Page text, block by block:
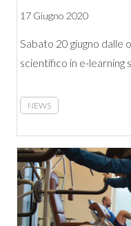
17 Giugno 2020
Sabato 20 giugno dalle
scientifico in e-learning
NEWS